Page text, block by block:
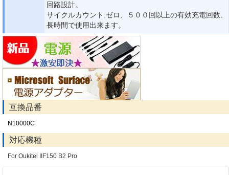
回路設計。
サイクルカウント:ゼロ、５００回以上の有効充電回数、
長時間で使用出来ます。
互換品番
N10000C
対応機種
For Oukitel IIF150 B2 Pro